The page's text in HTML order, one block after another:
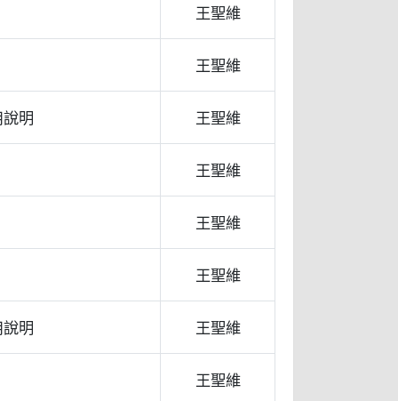
王聖維
王聖維
明 王聖維
王聖維
王聖維
王聖維
明 王聖維
王聖維